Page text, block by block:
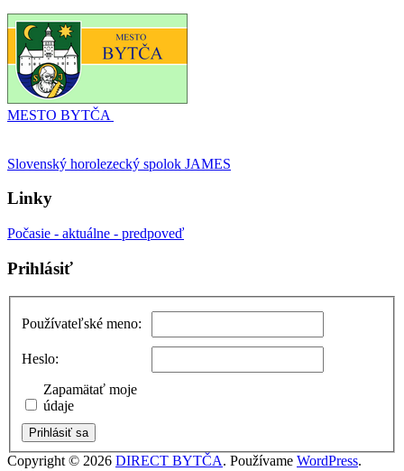
MESTO BYTČA
Slovenský horolezecký spolok JAMES
Linky
Počasie - aktuálne - predpoveď
Prihlásiť
Používateľské meno:
Heslo:
Zapamätať moje
údaje
Prihlásiť sa
Copyright © 2026 DIRECT BYTČA. Používame WordPress.